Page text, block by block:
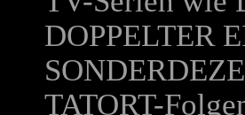
DOPPELTER
TATORT-